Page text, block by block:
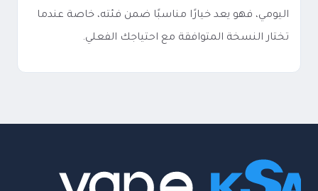
اليومي، فهو يعد خيارًا مناسبًا ضمن فئته، خاصة عندما
تختار النسخة المتوافقة مع احتياجك الفعلي.